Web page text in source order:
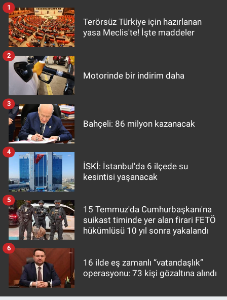
Terörsüz Türkiye için hazırlanan
yasa Meclis'te! İşte maddeler
1
Motorinde bir indirim daha
2
Bahçeli: 86 milyon kazanacak
3
İSKİ: İstanbul'da 6 ilçede su
kesintisi yaşanacak
4
15 Temmuz'da Cumhurbaşkanı'na
suikast timinde yer alan firari FETÖ
hükümlüsü 10 yıl sonra yakalandı
5
16 ilde eş zamanlı “vatandaşlık”
operasyonu: 73 kişi gözaltına alındı
6